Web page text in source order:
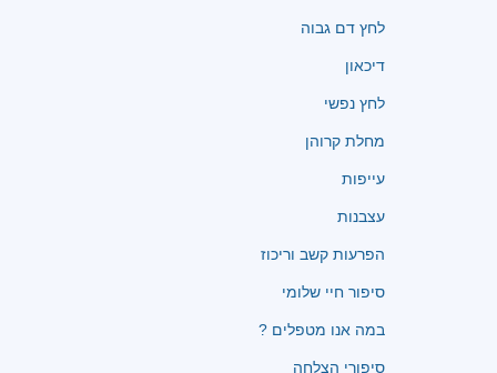
לחץ דם גבוה
דיכאון
לחץ נפשי
מחלת קרוהן
עייפות
עצבנות
הפרעות קשב וריכוז
סיפור חיי שלומי
במה אנו מטפלים ?
סיפורי הצלחה